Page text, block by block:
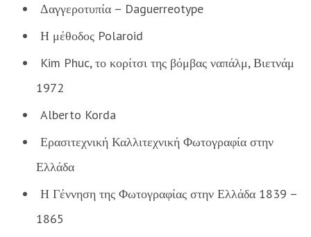
Δαγγεροτυπία – Daguerreotype
Η μέθοδος Polaroid
Kim Phuc, το κορίτσι της βόμβας ναπάλμ, Βιετνάμ
1972
Alberto Korda
Ερασιτεχνική Καλλιτεχνική Φωτογραφία στην
Ελλάδα
Η Γέννηση της Φωτογραφίας στην Ελλάδα 1839 –
1865